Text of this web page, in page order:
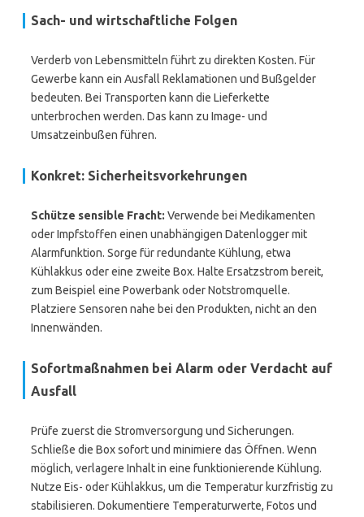
Sach- und wirtschaftliche Folgen
Verderb von Lebensmitteln führt zu direkten Kosten. Für
Gewerbe kann ein Ausfall Reklamationen und Bußgelder
bedeuten. Bei Transporten kann die Lieferkette
unterbrochen werden. Das kann zu Image- und
Umsatzeinbußen führen.
Konkret: Sicherheitsvorkehrungen
Schütze sensible Fracht: Verwende bei Medikamenten
oder Impfstoffen einen unabhängigen Datenlogger mit
Alarmfunktion. Sorge für redundante Kühlung, etwa
Kühlakkus oder eine zweite Box. Halte Ersatzstrom bereit,
zum Beispiel eine Powerbank oder Notstromquelle.
Platziere Sensoren nahe bei den Produkten, nicht an den
Innenwänden.
Sofortmaßnahmen bei Alarm oder Verdacht auf
Ausfall
Prüfe zuerst die Stromversorgung und Sicherungen.
Schließe die Box sofort und minimiere das Öffnen. Wenn
möglich, verlagere Inhalt in eine funktionierende Kühlung.
Nutze Eis- oder Kühlakkus, um die Temperatur kurzfristig zu
stabilisieren. Dokumentiere Temperaturwerte, Fotos und